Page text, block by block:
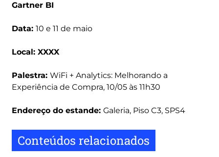
Gartner BI
Data: 10 e 11 de maio
Local: XXXX
Palestra: WiFi + Analytics: Melhorando a
Experiência de Compra, 10/05 às 11h30
Endereço do estande: Galeria, Piso C3, SPS4
Conteúdos relacionados